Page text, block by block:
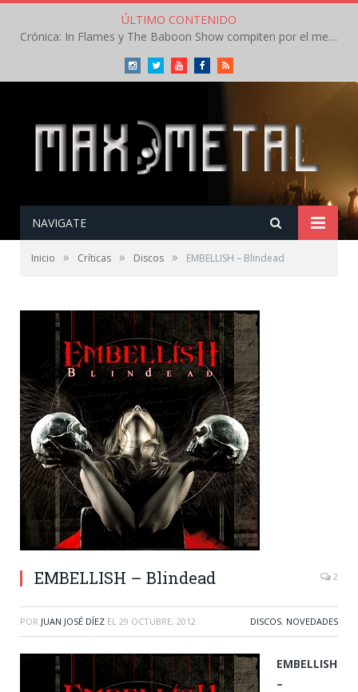
ÚLTIMO CONTENIDO
Crónica: In Flames y The Baboon Show compiten por el mejor concierto del día en el Leyendas del Rock – Viernes – Agosto 2026
InstagramTwitterYoutubeFacebookRSS
NAVIGATE
Inicio » Críticas » Discos » EMBELLISH – Blindead
EMBELLISH – Blindead 2
POR JUAN JOSÉ DÍEZ EL 29 OCTUBRE, 2012 DISCOS, NOVEDADES
EMBELLISH
–